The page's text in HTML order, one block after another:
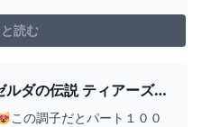
しい技#ティアキン#バグ#
読む
ダの伝説 ティアーズ
YOUTUBE
この調子だとパート１００